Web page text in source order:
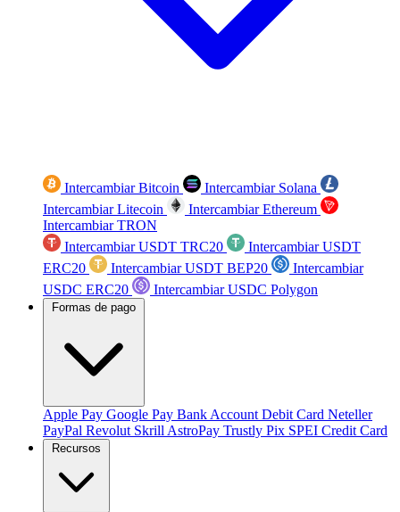
Intercambiar Bitcoin
Intercambiar Solana
Intercambiar Litecoin
Intercambiar Ethereum
Intercambiar TRON
Intercambiar USDT TRC20
Intercambiar USDT
ERC20
Intercambiar USDT BEP20
Intercambiar
USDC ERC20
Intercambiar USDC Polygon
Formas de pago
Apple Pay Google Pay Bank Account Debit Card Neteller
PayPal Revolut Skrill AstroPay Trustly Pix SPEI Credit Card
Recursos